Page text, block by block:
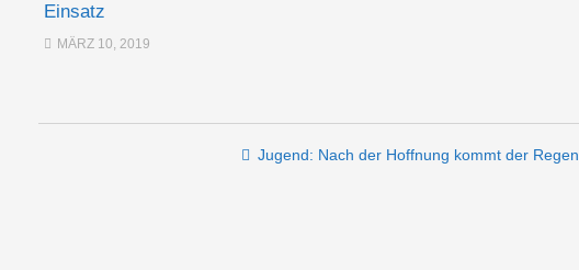
Einsatz
MÄRZ 10, 2019
Post navigationJugend: Nach der Hoffnung kommt der Regen